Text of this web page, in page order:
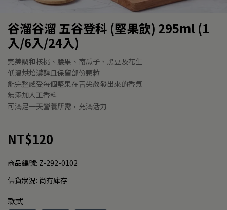
谷溜谷溜 五谷登科 (堅果飲) 295ml (1
入/6入/24入)
完美調和核桃、腰果、南瓜子、黑豆及花生
低溫烘焙濃醇且保留部份顆粒
能完整感受每個堅果在舌尖散發出來的香氣
無添加人工香料
可滿足一天營養所需，充滿活力
NT$120
商品編號: Z-292-0102
供貨狀況: 尚有庫存
款式